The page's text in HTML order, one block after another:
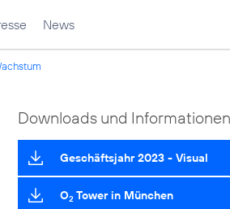
News
Downloads und Informationen
Geschäftsjahr 2023 - Visual
O2 Tower in München